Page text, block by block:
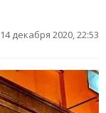
14 декабря 2020, 22:53